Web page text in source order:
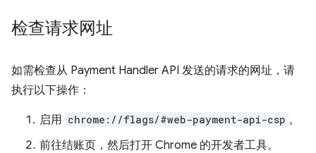
检查请求网址
如需检查从 Payment Handler API 发送的请求的网址，请
执行以下操作：
启用 chrome://flags/#web-payment-api-csp 。
前往结账页，然后打开 Chrome 的开发者工具。